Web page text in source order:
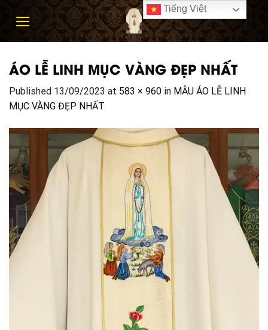
ÁO LỄ LINH MỤC VÀNG ĐẸP NHẤT
Published 13/09/2023 at 583 × 960 in MẪU ÁO LỄ LINH
MỤC VÀNG ĐẸP NHẤT
Tiếng Việt